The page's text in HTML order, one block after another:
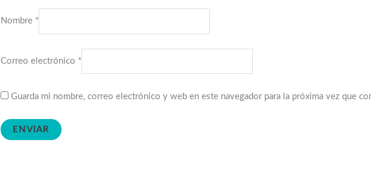
Nombre *
Correo electrónico *
Guarda mi nombre, correo electrónico y web en este navegador para la próxima vez que